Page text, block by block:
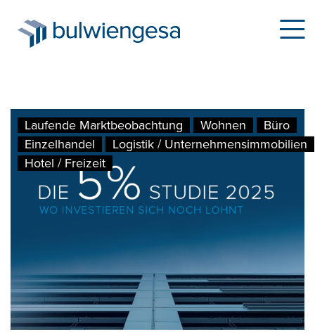
Direkt
zum
Inhalt
Laufende Marktbeobachtung Wohnen
Büro
Einzelhandel
Logistik / Unternehmensimmobilien
Hotel / Freizeit